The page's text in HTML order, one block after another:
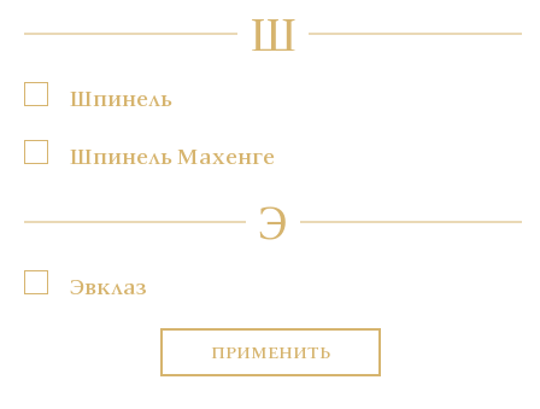
Ш
Шпинель
Шпинель Махенге
Э
Эвклаз
ПРИМЕНИТЬ